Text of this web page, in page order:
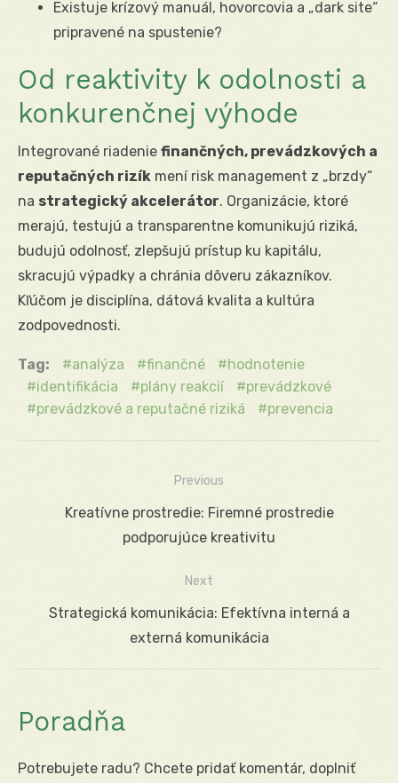
Existuje krízový manuál, hovorcovia a „dark site“
pripravené na spustenie?
Od reaktivity k odolnosti a
konkurenčnej výhode
Integrované riadenie finančných, prevádzkových a
reputačných rizík mení risk management z „brzdy“
na strategický akcelerátor. Organizácie, ktoré
merajú, testujú a transparentne komunikujú riziká,
budujú odolnosť, zlepšujú prístup ku kapitálu,
skracujú výpadky a chránia dôveru zákazníkov.
Kľúčom je disciplína, dátová kvalita a kultúra
zodpovednosti.
Tag: analýza finančné
hodnotenie
identifikácia
plány reakcií
prevádzkové
prevádzkové a reputačné riziká
prevencia
Navigácia
Previous
PreviousKreatívne prostredie: Firemné prostredie
podporujúce kreativitu
Next
NextStrategická komunikácia: Efektívna interná a
externá komunikácia
Poradňa
Potrebujete radu? Chcete pridať komentár, doplniť